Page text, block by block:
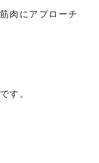
肉にアプローチ
す。